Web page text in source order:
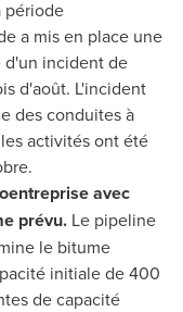
période
a mis en place une
d'un incident de
d'août. L'incident
des conduites à
activités ont été
avec
prévu. Le pipeline
le bitume
initiale de 400
de capacité